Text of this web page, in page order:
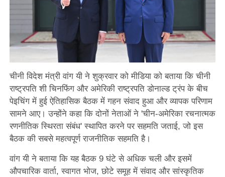
चीनी विदेश मंत्री वांग यी ने शुक्रवार को मीडिया को बताया कि चीनी
राष्ट्रपति शी चिनफिंग और अमेरिकी राष्ट्रपति डोनाल्ड ट्रंप के बीच
पेइचिंग में हुई ऐतिहासिक बैठक में गहन संवाद हुआ और व्यापक परिणाम
सामने आए। उन्होंने कहा कि दोनों नेताओं ने 'चीन-अमेरिका रचनात्मक
रणनीतिक स्थिरता संबंध' स्थापित करने पर सहमति जताई, जो इस
बैठक की सबसे महत्वपूर्ण राजनीतिक सहमति है।
वांग यी ने बताया कि यह बैठक 9 घंटे से अधिक चली और इसमें
औपचारिक वार्ता, स्वागत भोज, छोटे समूह में संवाद और सांस्कृतिक